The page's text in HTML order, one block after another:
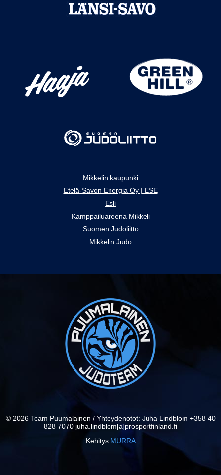
Mikkelin kaupunki
Etelä-Savon Energia Oy | ESE
Esli
Kamppailuareena Mikkeli
Suomen Judoliitto
Mikkelin Judo
© 2026 Team Puumalainen / Yhteydenotot: Juha Lindblom +358 40
828 7070 juha.lindblom[a]prosportfinland.fi
Kehitys MURRA